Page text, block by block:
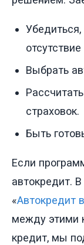
Выбрать
страховок.
Быть
Если
автокредит.
«Автокредит
между этими
кредит, мы